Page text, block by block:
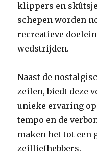
klippers en
schepen worden
recreatieve
wedstrijden.
Naast de
zeilen, biedt deze
unieke ervaring
tempo en de
maken het tot een
zeilliefhebbers.